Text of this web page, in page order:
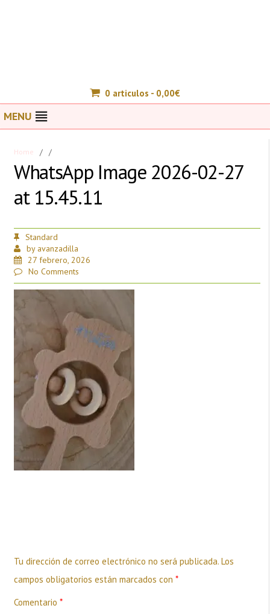
0 articulos - 0,00€
MENU
Home / /
WhatsApp Image 2026-02-27
at 15.45.11
Standard
by avanzadilla
27 febrero, 2026
No Comments
Tu dirección de correo electrónico no será publicada. Los
campos obligatorios están marcados con*
Comentario*